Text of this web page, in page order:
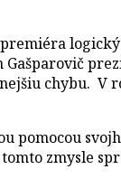
chybu. V
pomocou
zmysle